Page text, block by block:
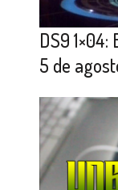
DS9 1×04:
5 de